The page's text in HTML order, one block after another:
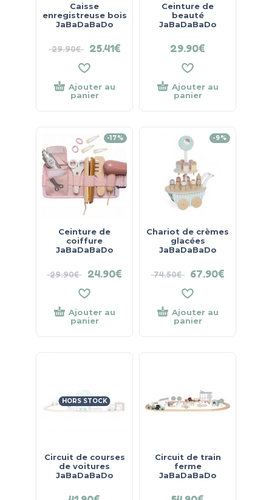
Caisse
enregistreuse bois
JaBaDaBaDo
29.90€ 25.41€
Ajouter au
panier
Ceinture de
beauté
JaBaDaBaDo
29.90€
Ajouter au
panier
-17%
Ceinture de
coiffure
JaBaDaBaDo
29.90€ 24.90€
Ajouter au
panier
-9%
Chariot de crèmes
glacées
JaBaDaBaDo
74.50€ 67.90€
Ajouter au
panier
HORS STOCK
Circuit de courses
de voitures
JaBaDaBaDo
Circuit de train
ferme
JaBaDaBaDo